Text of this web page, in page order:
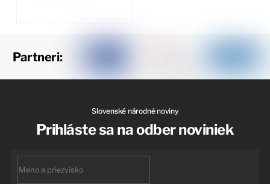
Partneri:
Slovenské národné noviny
Prihláste sa na odber noviniek